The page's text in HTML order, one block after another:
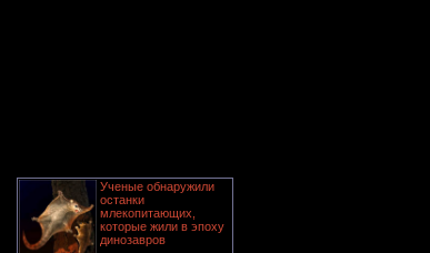
Ученые обнаружили
останки
млекопитающих,
которые жили в эпоху
динозавров